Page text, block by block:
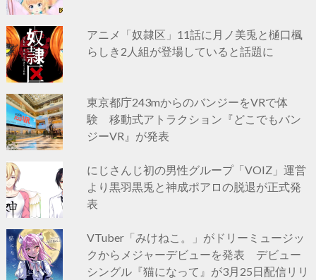
アニメ「奴隷区」11話に月ノ美兎と樋口楓
らしき2人組が登場していると話題に
東京都庁243mからのバンジーをVRで体
験 移動式アトラクション『どこでもバン
ジーVR』が発表
にじさんじ初の男性グループ「VOIZ」運営
より黒羽黒兎と神成ポアロの脱退が正式発
表
VTuber「みけねこ。」がドリーミュージッ
クからメジャーデビューを発表 デビュー
シングル『猫になって』が3月25日配信リリ